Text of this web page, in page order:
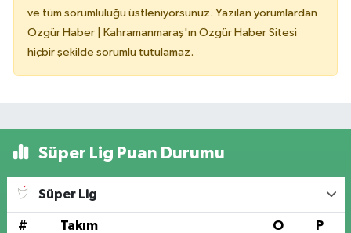
ve tüm sorumluluğu üstleniyorsunuz. Yazılan yorumlardan
Özgür Haber | Kahramanmaraş'ın Özgür Haber Sitesi
hiçbir şekilde sorumlu tutulamaz.
Süper Lig Puan Durumu
Süper Lig
# Takım O P